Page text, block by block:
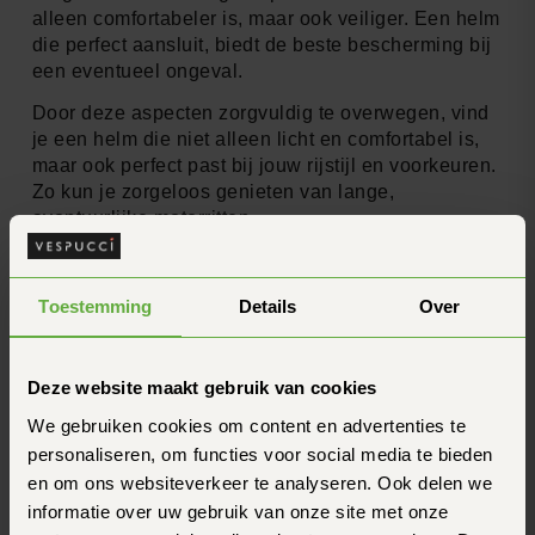
Toestemming Details Over
Deze website maakt gebruik van cookies
We gebruiken cookies om content en advertenties te
personaliseren, om functies voor social media te bieden
en om ons websiteverkeer te analyseren. Ook delen we
informatie over uw gebruik van onze site met onze
alleen comfortabeler is, maar ook veiliger. Een helm
die perfect aansluit, biedt de beste bescherming bij
een eventueel ongeval.
Door deze aspecten zorgvuldig te overwegen, vind
je een helm die niet alleen licht en comfortabel is,
maar ook perfect past bij jouw rijstijl en voorkeuren.
Zo kun je zorgeloos genieten van lange,
avontuurlijke motorritten.
Ergonomische aspecten
van helmontwerp
De ergonomie van een motorhelm speelt een
we eens kijken naar de belangrijkste aspecten die
bijdragen aan een optimale rijervaring.
Aerodynamica en nekbelasting